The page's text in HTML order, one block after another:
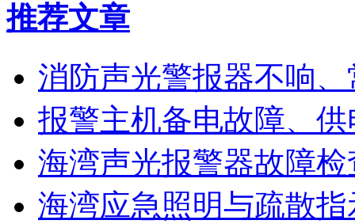
推荐文章
消防声光警报器不响
报警主机备电故障、
海湾声光报警器故障
海湾应急照明与疏散